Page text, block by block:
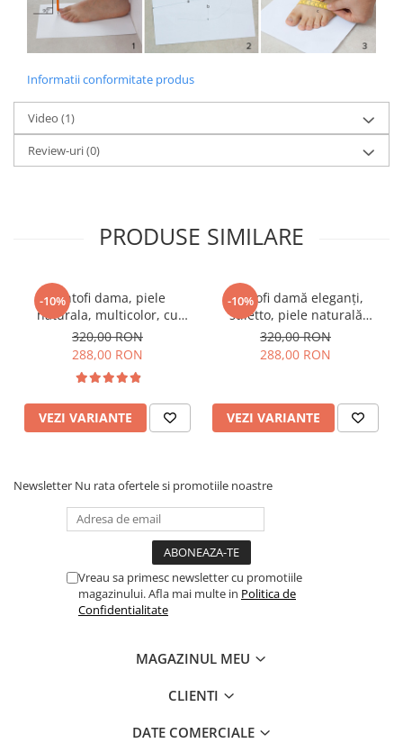
Informatii conformitate produs
Video (1)
Review-uri(0)
PRODUSE SIMILARE
-10%
Pantofi dama, piele
naturala, multicolor, cu
imprimeu sarpe, toc mic,
gros, Sandali
320,00 RON
288,00 RON
VEZI VARIANTE
-10%
Pantofi damă eleganți,
stiletto, piele naturală
velur, toc gros îmbrăcat,
negru zig-zag, negru
320,00 RON
288,00 RON
VEZI VARIANTE
Newsletter Nu rata ofertele si promotiile noastre
Vreau sa primesc newsletter cu promotiile
magazinului. Afla mai multe in Politica de
Confidentialitate
MAGAZINUL MEU
CLIENTI
DATE COMERCIALE